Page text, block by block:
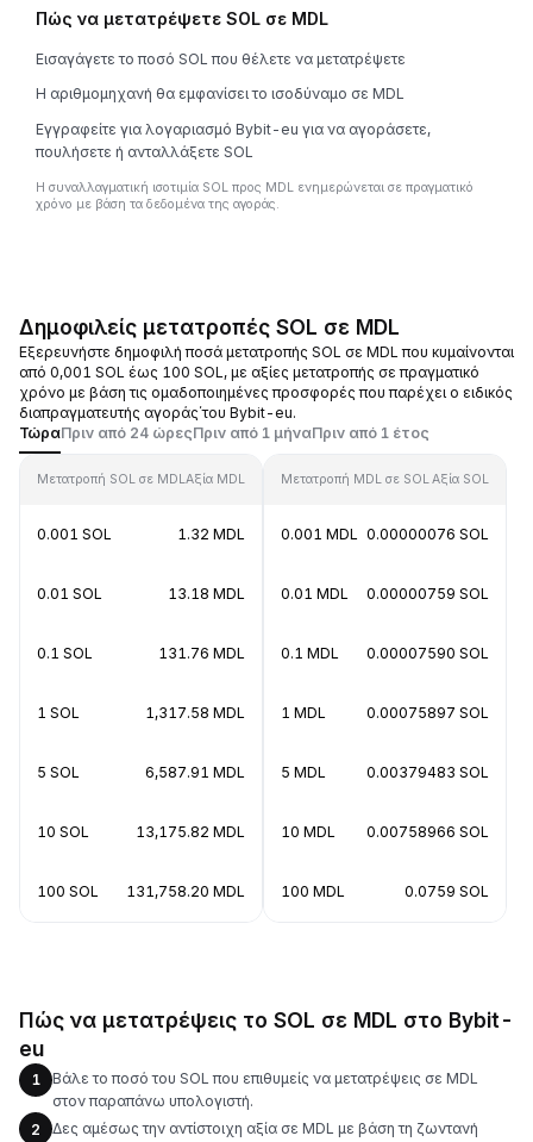
Πώς να μετατρέψετε SOL σε MDL
Εισαγάγετε το ποσό SOL που θέλετε να μετατρέψετε
Η αριθμομηχανή θα εμφανίσει το ισοδύναμο σε MDL
Εγγραφείτε για λογαριασμό Bybit-eu για να αγοράσετε,
πουλήσετε ή ανταλλάξετε SOL
Η συναλλαγματική ισοτιμία SOL προς MDL ενημερώνεται σε πραγματικό
χρόνο με βάση τα δεδομένα της αγοράς.
Δημοφιλείς μετατροπές SOL σε MDL
Εξερευνήστε δημοφιλή ποσά μετατροπής SOL σε MDL που κυμαίνονται
από 0,001 SOL έως 100 SOL, με αξίες μετατροπής σε πραγματικό
χρόνο με βάση τις ομαδοποιημένες προσφορές που παρέχει ο ειδικός
διαπραγματευτής αγοράς΄του Bybit-eu.
ΤώραΠριν από 24 ώρεςΠριν από 1 μήναΠριν από 1 έτος
Μετατροπή SOL σε MDL Αξία MDL
0.001 SOL 1.32 MDL
0.01 SOL 13.18 MDL
0.1 SOL 131.76 MDL
1 SOL 1,317.58 MDL
5 SOL 6,587.91 MDL
10 SOL 13,175.82 MDL
100 SOL 131,758.20 MDL
Μετατροπή MDL σε SOL Αξία SOL
0.001 MDL 0.00000076 SOL
0.01 MDL 0.00000759 SOL
0.1 MDL 0.00007590 SOL
1 MDL 0.00075897 SOL
5 MDL 0.00379483 SOL
10 MDL 0.00758966 SOL
100 MDL 0.0759 SOL
Πώς να μετατρέψεις το SOL σε MDL στο Bybit-
eu
1
Βάλε το ποσό του SOL που επιθυμείς να μετατρέψεις σε MDL
στον παραπάνω υπολογιστή.
2
Δες αμέσως την αντίστοιχη αξία σε MDL με βάση τη ζωντανή